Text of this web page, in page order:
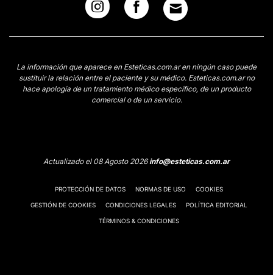
La información que aparece en Esteticas.com.ar en ningún caso puede
sustituir la relación entre el paciente y su médico. Esteticas.com.ar no
hace apología de un tratamiento médico específico, de un producto
comercial o de un servicio.
Actualizado el 08 Agosto 2026info@esteticas.com.ar
PROTECCIÓN DE DATOS NORMAS DE USO COOKIES
GESTIÓN DE COOKIES CONDICIONES LEGALES POLÍTICA EDITORIAL
TÉRMINOS & CONDICIONES